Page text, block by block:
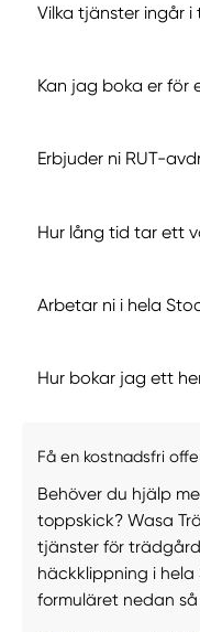
Vilka tjänster ingår
Kan jag boka er för
Erbjuder ni RUT-
Hur lång tid tar ett
Arbetar ni i hela
Hur bokar jag ett
Få en kostnadsfri
Behöver du hjälp
toppskick? Wasa
tjänster för
häckklippning i hela
formuläret nedan